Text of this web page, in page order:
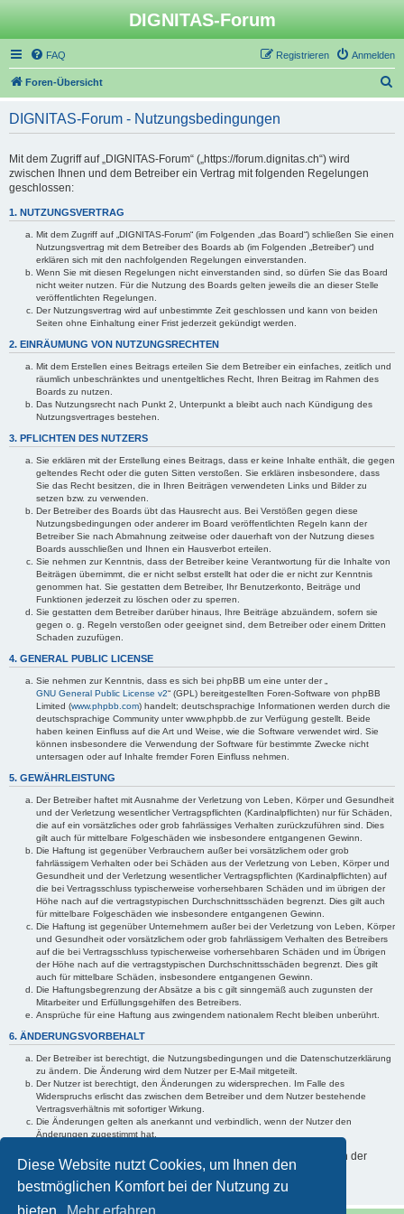
Diese Website nutzt Cookies, um Ihnen den
bestmöglichen Komfort bei der Nutzung zu
DIGNITAS-Forum
FAQ Anmelden
Registrieren
Foren-Übersicht
DIGNITAS-Forum - Nutzungsbedingungen
Mit dem Zugriff auf „DIGNITAS-Forum“ („https://forum.dignitas.ch“) wird
zwischen Ihnen und dem Betreiber ein Vertrag mit folgenden Regelungen
geschlossen:
1. NUTZUNGSVERTRAG
Mit dem Zugriff auf „DIGNITAS-Forum“ (im Folgenden „das Board“) schließen Sie einen
Nutzungsvertrag mit dem Betreiber des Boards ab (im Folgenden „Betreiber“) und
erklären sich mit den nachfolgenden Regelungen einverstanden.
Wenn Sie mit diesen Regelungen nicht einverstanden sind, so dürfen Sie das Board
nicht weiter nutzen. Für die Nutzung des Boards gelten jeweils die an dieser Stelle
veröffentlichten Regelungen.
Der Nutzungsvertrag wird auf unbestimmte Zeit geschlossen und kann von beiden
Seiten ohne Einhaltung einer Frist jederzeit gekündigt werden.
2. EINRÄUMUNG VON NUTZUNGSRECHTEN
Mit dem Erstellen eines Beitrags erteilen Sie dem Betreiber ein einfaches, zeitlich und
räumlich unbeschränktes und unentgeltliches Recht, Ihren Beitrag im Rahmen des
Boards zu nutzen.
Das Nutzungsrecht nach Punkt 2, Unterpunkt a bleibt auch nach Kündigung des
Nutzungsvertrages bestehen.
3. PFLICHTEN DES NUTZERS
Sie erklären mit der Erstellung eines Beitrags, dass er keine Inhalte enthält, die gegen
geltendes Recht oder die guten Sitten verstoßen. Sie erklären insbesondere, dass
Sie das Recht besitzen, die in Ihren Beiträgen verwendeten Links und Bilder zu
setzen bzw. zu verwenden.
Der Betreiber des Boards übt das Hausrecht aus. Bei Verstößen gegen diese
Nutzungsbedingungen oder anderer im Board veröffentlichten Regeln kann der
Betreiber Sie nach Abmahnung zeitweise oder dauerhaft von der Nutzung dieses
Boards ausschließen und Ihnen ein Hausverbot erteilen.
Sie nehmen zur Kenntnis, dass der Betreiber keine Verantwortung für die Inhalte von
Beiträgen übernimmt, die er nicht selbst erstellt hat oder die er nicht zur Kenntnis
genommen hat. Sie gestatten dem Betreiber, Ihr Benutzerkonto, Beiträge und
Funktionen jederzeit zu löschen oder zu sperren.
Sie gestatten dem Betreiber darüber hinaus, Ihre Beiträge abzuändern, sofern sie
gegen o. g. Regeln verstoßen oder geeignet sind, dem Betreiber oder einem Dritten
Schaden zuzufügen.
4. GENERAL PUBLIC LICENSE
Sie nehmen zur Kenntnis, dass es sich bei phpBB um eine unter der „
GNU General Public License v2“ (GPL) bereitgestellten Foren-Software von phpBB
Limited (www.phpbb.com) handelt; deutschsprachige Informationen werden durch die
deutschsprachige Community unter www.phpbb.de zur Verfügung gestellt. Beide
haben keinen Einfluss auf die Art und Weise, wie die Software verwendet wird. Sie
können insbesondere die Verwendung der Software für bestimmte Zwecke nicht
untersagen oder auf Inhalte fremder Foren Einfluss nehmen.
5. GEWÄHRLEISTUNG
Der Betreiber haftet mit Ausnahme der Verletzung von Leben, Körper und Gesundheit
und der Verletzung wesentlicher Vertragspflichten (Kardinalpflichten) nur für Schäden,
die auf ein vorsätzliches oder grob fahrlässiges Verhalten zurückzuführen sind. Dies
gilt auch für mittelbare Folgeschäden wie insbesondere entgangenen Gewinn.
Die Haftung ist gegenüber Verbrauchern außer bei vorsätzlichem oder grob
fahrlässigem Verhalten oder bei Schäden aus der Verletzung von Leben, Körper und
Gesundheit und der Verletzung wesentlicher Vertragspflichten (Kardinalpflichten) auf
die bei Vertragsschluss typischerweise vorhersehbaren Schäden und im übrigen der
Höhe nach auf die vertragstypischen Durchschnittsschäden begrenzt. Dies gilt auch
für mittelbare Folgeschäden wie insbesondere entgangenen Gewinn.
Die Haftung ist gegenüber Unternehmern außer bei der Verletzung von Leben, Körper
und Gesundheit oder vorsätzlichem oder grob fahrlässigem Verhalten des Betreibers
auf die bei Vertragsschluss typischerweise vorhersehbaren Schäden und im Übrigen
der Höhe nach auf die vertragstypischen Durchschnittsschäden begrenzt. Dies gilt
auch für mittelbare Schäden, insbesondere entgangenen Gewinn.
Die Haftungsbegrenzung der Absätze a bis c gilt sinngemäß auch zugunsten der
Mitarbeiter und Erfüllungsgehilfen des Betreibers.
Ansprüche für eine Haftung aus zwingendem nationalem Recht bleiben unberührt.
6. ÄNDERUNGSVORBEHALT
Der Betreiber ist berechtigt, die Nutzungsbedingungen und die Datenschutzerklärung
zu ändern. Die Änderung wird dem Nutzer per E-Mail mitgeteilt.
Der Nutzer ist berechtigt, den Änderungen zu widersprechen. Im Falle des
Widerspruchs erlischt das zwischen dem Betreiber und dem Nutzer bestehende
Vertragsverhältnis mit sofortiger Wirkung.
Die Änderungen gelten als anerkannt und verbindlich, wenn der Nutzer den
Änderungen zugestimmt hat.
Informationen über den Umgang mit Ihren persönlichen Daten sind in der
Datenschutzerklärung enthalten.